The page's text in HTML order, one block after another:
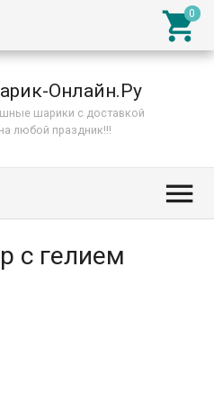

Онлайн.Ру
шарики с доставкой
на любой праздник!!!

с гелием